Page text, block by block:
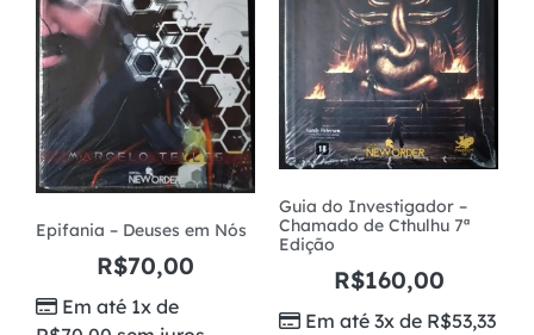
Epifania – Deuses em Nós
R$70,00
Em até 1x de
Guia do Investigador –
Chamado de Cthulhu 7ª
Edição
R$160,00
Em até 3x de R$53,33